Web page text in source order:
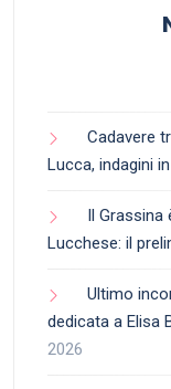
Cadavere
Lucca, indagini
Il Grassina
Lucchese: il
Ultimo
dedicata a Elisa
2026